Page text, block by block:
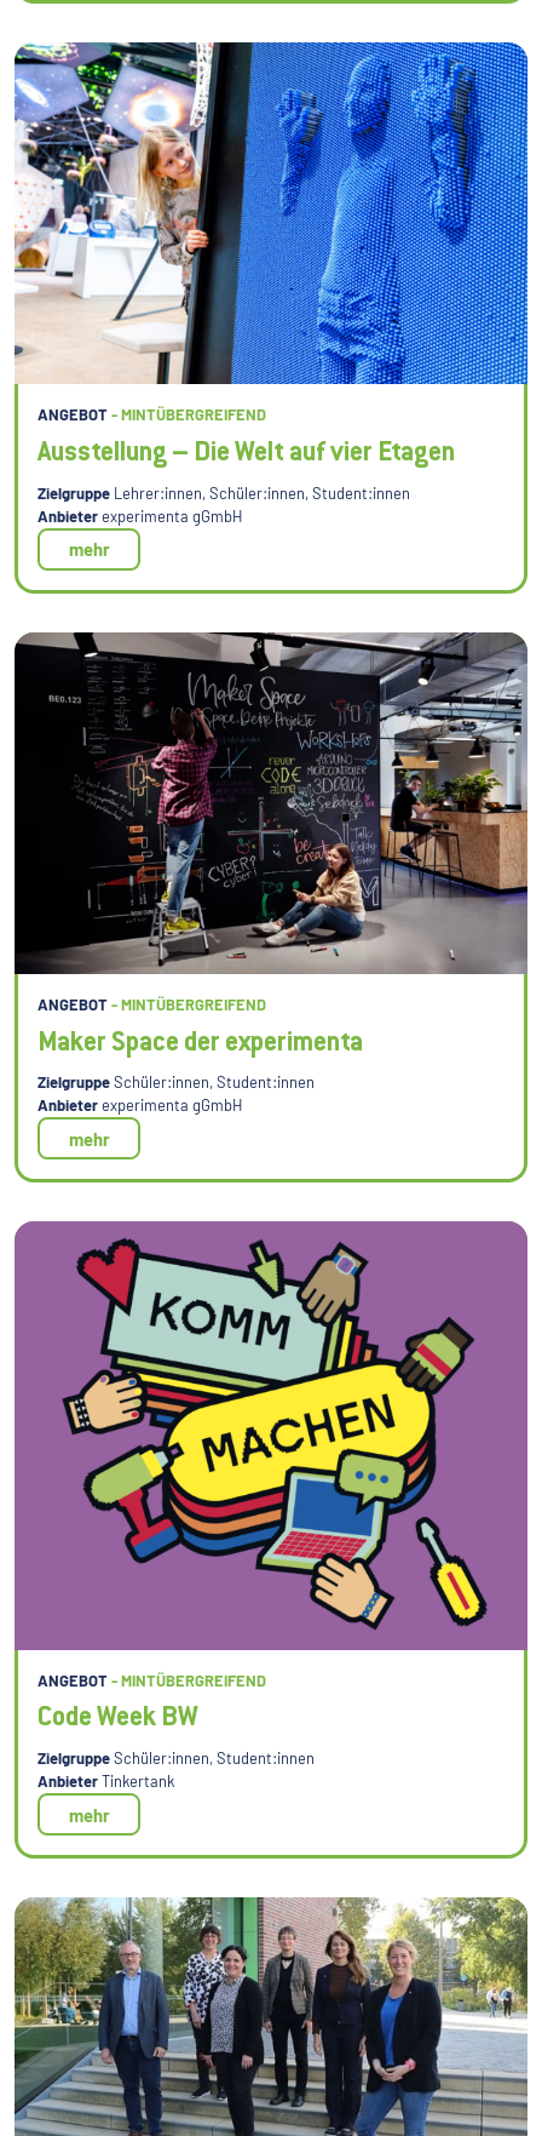
ANGEBOT- MINTÜBERGREIFEND
Ausstellung – Die Welt auf vier Etagen
Zielgruppe Lehrer:innen, Schüler:innen, Student:innen
Anbieterexperimenta gGmbH
mehr
ANGEBOT- MINTÜBERGREIFEND
Maker Space der experimenta
ZielgruppeSchüler:innen, Student:innen
Anbieterexperimenta gGmbH
mehr
ANGEBOT- MINTÜBERGREIFEND
Code Week BW
ZielgruppeSchüler:innen, Student:innen
AnbieterTinkertank
mehr